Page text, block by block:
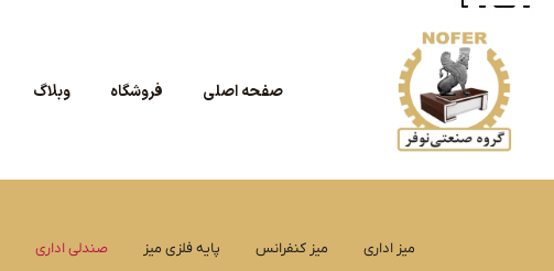
صفحه اصلی فروشگاه وبلاگ
میز اداری میز کنفرانس پایه فلزی میز صندلی اداری